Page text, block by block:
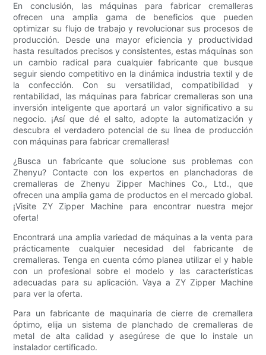
En conclusión, las máquinas para fabricar cremalleras
ofrecen una amplia gama de beneficios que pueden
optimizar su flujo de trabajo y revolucionar sus procesos de
producción. Desde una mayor eficiencia y productividad
hasta resultados precisos y consistentes, estas máquinas son
un cambio radical para cualquier fabricante que busque
seguir siendo competitivo en la dinámica industria textil y de
la confección. Con su versatilidad, compatibilidad y
rentabilidad, las máquinas para fabricar cremalleras son una
inversión inteligente que aportará un valor significativo a su
negocio. ¡Así que dé el salto, adopte la automatización y
descubra el verdadero potencial de su línea de producción
con máquinas para fabricar cremalleras!
¿Busca un fabricante que solucione sus problemas con
Zhenyu? Contacte con los expertos en planchadoras de
cremalleras de Zhenyu Zipper Machines Co., Ltd., que
ofrecen una amplia gama de productos en el mercado global.
¡Visite ZY Zipper Machine para encontrar nuestra mejor
oferta!
Encontrará una amplia variedad de máquinas a la venta para
prácticamente cualquier necesidad del fabricante de
cremalleras. Tenga en cuenta cómo planea utilizar el y hable
con un profesional sobre el modelo y las características
adecuadas para su aplicación. Vaya a ZY Zipper Machine
para ver la oferta.
Para un fabricante de maquinaria de cierre de cremallera
óptimo, elija un sistema de planchado de cremalleras de
metal de alta calidad y asegúrese de que lo instale un
instalador certificado.